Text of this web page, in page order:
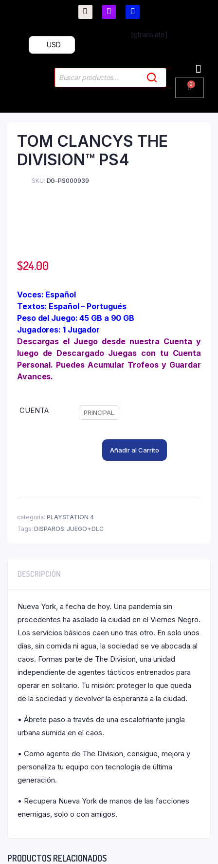
[gtranslate]
USD
TOM CLANCYS THE
DIVISION™ PS4
SKU: DG-PS000939
$24.00
Voces: Español
Textos: Español – Portugués
Peso del Juego: 45 GB a 90 GB
Jugadores: 1 Jugador
Descargas el Juego desde nuestra Cuenta y
luego de Descargado Juegas con tu Cuenta
Personal. Puedes Acumular Trofeos y Guardar
Avances.
CUENTA PRINCIPAL
Añadir al Carrito
categoría: PLAYSTATION 4
Tags:DISPAROS,JUEGO+DLC
DESCRIPCIÓN
Nueva York, a fecha de hoy. Una pandemia sin
precedentes ha asolado la ciudad en el Viernes Negro.
Los servicios básicos caen uno tras otro. En solo unos
días, sin comida ni agua, la sociedad se ve abocada al
caos. Formas parte de The Division, una unidad
independiente de agentes tácticos entrenados para
operar en solitario. Tu misión: proteger lo que queda
de la sociedad y devolver la esperanza a la ciudad.
• Ábrete paso a través de una escalofriante jungla
urbana sumida en el caos.
• Como agente de The Division, consigue, mejora y
personaliza tu equipo con tecnología de última
generación.
• Recupera Nueva York de manos de las facciones
enemigas, solo o con amigos.
PRODUCTOS RELACIONADOS